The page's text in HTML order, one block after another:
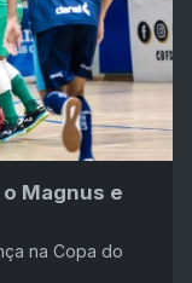
Magnus e
na Copa do